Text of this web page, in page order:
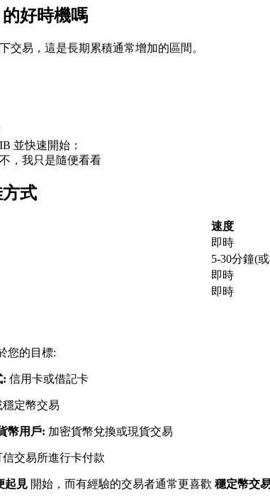
永續合約
合約
好時機嗎
交易，這是長期累積通常增加的區間。
並快速開始：
不，我只是隨便看看
式
速度
即時
5-30分鐘(
即時
即時
您的目標:
: 信用卡或借記卡
定幣交易
幣用戶: 加密貨幣兌換或現貨交易
信交易所進行卡付款
起見 開始，而有經驗的交易者通常更喜歡 穩定幣交